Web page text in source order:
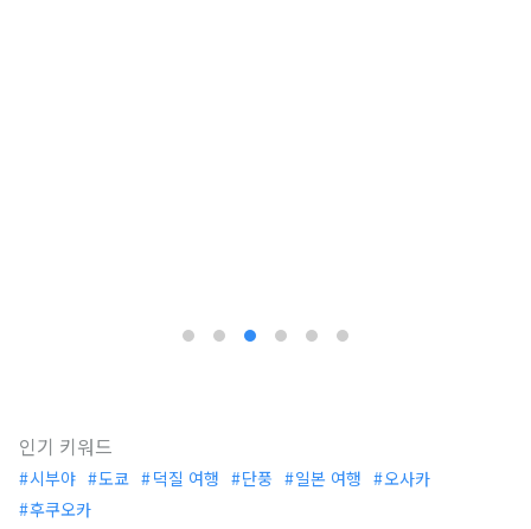
인기 키워드
시부야 도쿄 덕질 여행 단풍 일본 여행
오사카
후쿠오카